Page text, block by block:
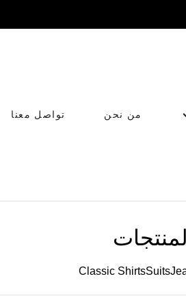
من نحن تواصل معنا
المنتجات
Suits
Classic Shirts